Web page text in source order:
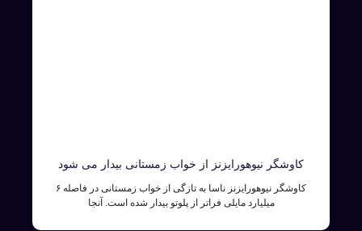
کاوشگر نیوهورایزنز از خواب زمستانی بیدار می شود
کاوشگر نیوهورایزنز ناسا به تازگی از خواب زمستانی در فاصله ۶
میلیارد مایلی فراتر از پلوتو بیدار شده است. آنجا